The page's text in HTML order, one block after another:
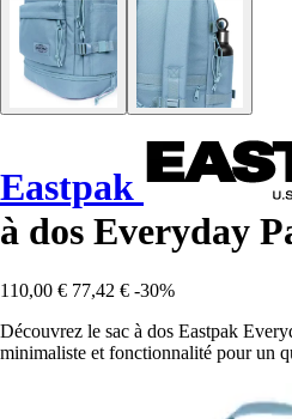
Eastpak
à dos Everyday
110,00 € 77,42 € -30%
Découvrez le sac à dos Eastpak
minimaliste et fonctionnalité pour un